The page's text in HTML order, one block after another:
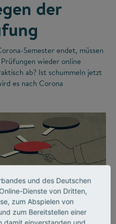
der
Semester endet, müssen
wieder online
ab? Ist schummeln jetzt
es nach Corona
und des Deutschen
Dienste von Dritten,
zum Abspielen von
zum Bereitstellen einer